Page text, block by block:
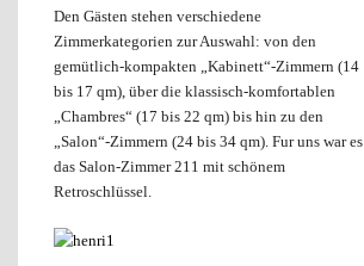
Den Gästen stehen verschiedene
Zimmerkategorien zur Auswahl: von den
gemütlich-kompakten „Kabinett“-Zimmern (14
bis 17 qm), über die klassisch-komfortablen
„Chambres“ (17 bis 22 qm) bis hin zu den
„Salon“-Zimmern (24 bis 34 qm). Fur uns war es
das Salon-Zimmer 211 mit schönem
Retroschlüssel.